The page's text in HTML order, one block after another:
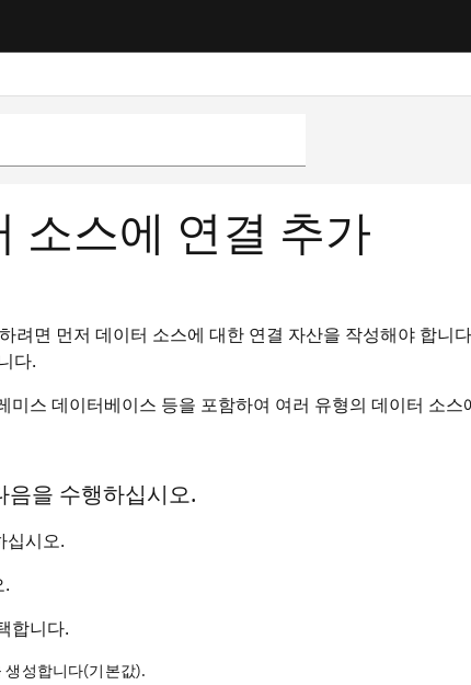
소스에 연결 추가
려면 먼저 데이터 소스에 대한 연결 자산을 작성해야 합니
다.
미스 데이터베이스 등을 포함하여 여러 유형의 데이터 소
음을 수행하십시오.
십시오.
.
합니다.
생성합니다(기본값).